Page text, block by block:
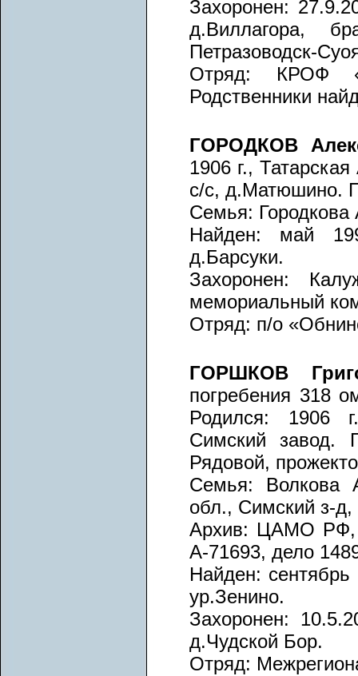
Захоронен:
д.Виллагора,
Петразоводск-
Отряд: КРОФ
Родственники
ГОРОДКОВ
1906 г.,
с/с, д.Матюшино.
Семья: Городкова
Найден: май
д.Барсуки.
Захоронен:
мемориальный
Отряд: п/о
ГОРШКОВ
погребения 318
Родился: 1906
Симский завод.
Рядовой,
Семья: Волкова
обл., Симский з-
Архив: ЦАМО РФ,
А-71693, дело
Найден: сентябрь
ур.Зенино.
Захоронен:
д.Чудской Бор.
Отряд: